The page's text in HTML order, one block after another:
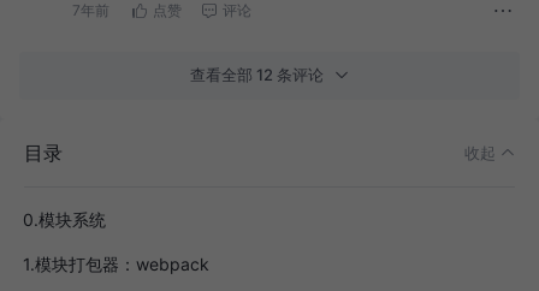
7年前 点赞 评论
查看全部 12 条评论
目录 收起
0.模块系统
1.模块打包器：webpack